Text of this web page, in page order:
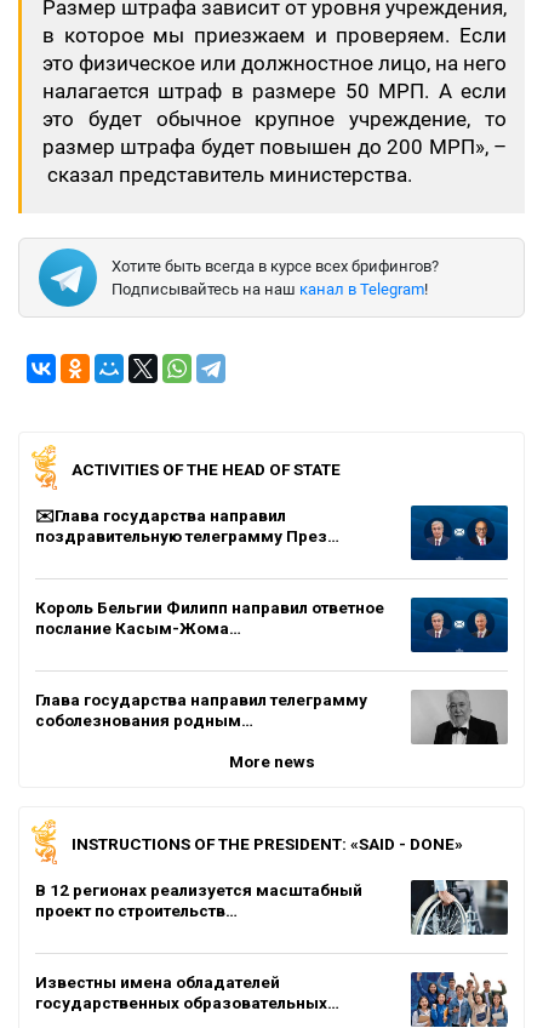
Размер штрафа зависит от уровня учреждения,
в которое мы приезжаем и проверяем. Если
это физическое или должностное лицо, на него
налагается штраф в размере 50 МРП. А если
это будет обычное крупное учреждение, то
размер штрафа будет повышен до 200 МРП», –
сказал представитель министерства.
Хотите быть всегда в курсе всех брифингов?
Подписывайтесь на наш канал в Telegram!
ACTIVITIES OF THE HEAD OF STATE
✉️Глава государства направил
поздравительную телеграмму През…
Король Бельгии Филипп направил ответное
послание Касым-Жома…
Глава государства направил телеграмму
соболезнования родным…
More news
INSTRUCTIONS OF THE PRESIDENT: «SAID - DONE»
В 12 регионах реализуется масштабный
проект по строительств…
Известны имена обладателей
государственных образовательных…